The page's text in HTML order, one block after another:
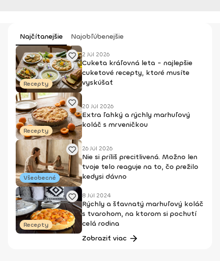
Najčítanejšie Najobľúbenejšie
Recepty
2 Júl 2026
Cuketa kráľovná leta - najlepšie
cuketové recepty, ktoré musíte
vyskúšať
Recepty
20 Júl 2026
Extra ľahký a rýchly marhuľový
koláč s mrveničkou
Všeobecné
26 Júl 2026
Nie si príliš precitlivená. Možno len
tvoje telo reaguje na to, čo prežilo
kedysi dávno
Recepty
8 Júl 2024
Rýchly a šťavnatý marhuľový koláč
s tvarohom, na ktorom si pochutí
celá rodina
Zobraziť viac